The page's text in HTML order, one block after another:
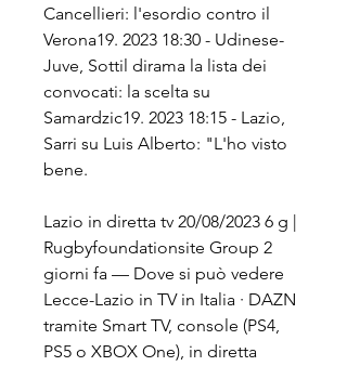
Cancellieri: l'esordio contro il
Verona19. 2023 18:30 - Udinese-
Juve, Sottil dirama la lista dei
convocati: la scelta su
Samardzic19. 2023 18:15 - Lazio,
Sarri su Luis Alberto: "L'ho visto
bene.
Lazio in diretta tv 20/08/2023 6 g |
Rugbyfoundationsite Group 2
giorni fa — Dove si può vedere
Lecce-Lazio in TV in Italia · DAZN
tramite Smart TV, console (PS4,
PS5 o XBOX One), in diretta